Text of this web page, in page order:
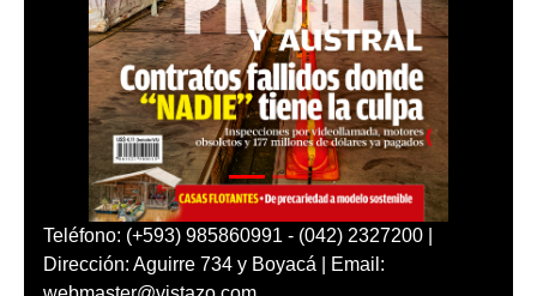
Teléfono: (+593) 985860991 - (042) 2327200 |
Dirección: Aguirre 734 y Boyacá | Email: